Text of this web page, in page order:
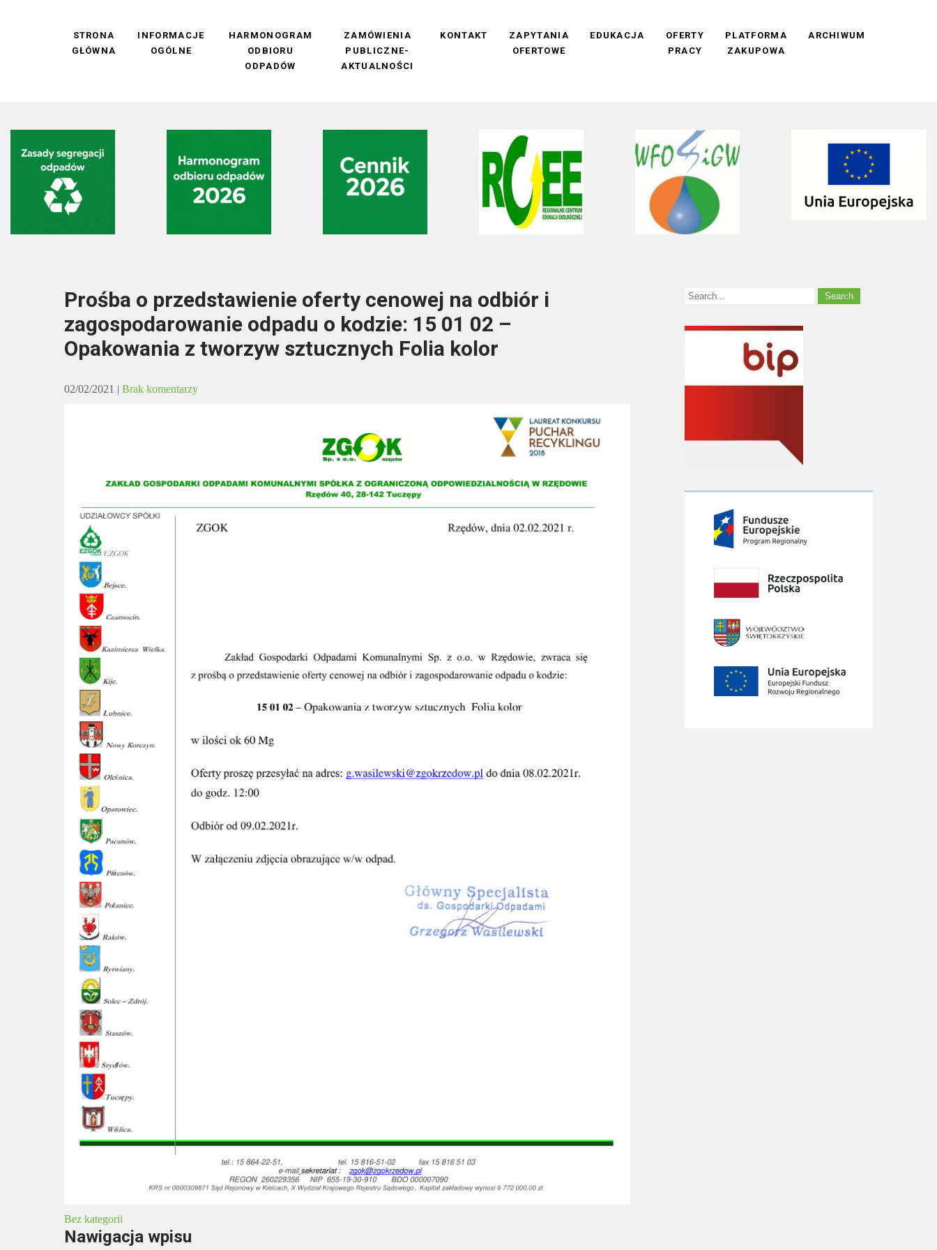
STRONA
GŁÓWNA
INFORMACJE
OGÓLNE
HARMONOGRAM
ODBIORU
ODPADÓW
ZAMÓWIENIA
PUBLICZNE-
AKTUALNOŚCI
KONTAKT
ZAPYTANIA
OFERTOWE
EDUKACJA
OFERTY
PRACY
PLATFORMA
ZAKUPOWA
ARCHIWUM
Prośba o przedstawienie oferty cenowej na odbiór i
zagospodarowanie odpadu o kodzie: 15 01 02 –
Opakowania z tworzyw sztucznych Folia kolor
02/02/2021 | Brak komentarzy
Bez kategorii
Nawigacja wpisu